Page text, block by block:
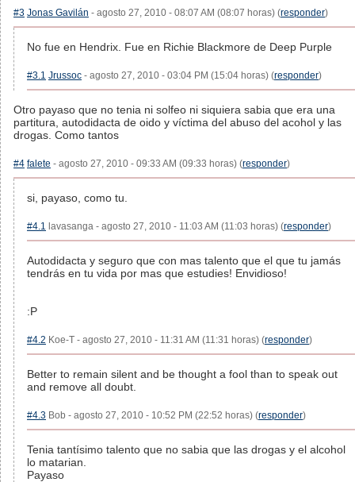
#3 Jonas Gavilán - agosto 27, 2010 - 08:07 AM (08:07 horas) (responder)
No fue en Hendrix. Fue en Richie Blackmore de Deep Purple
#3.1 Jrussoc - agosto 27, 2010 - 03:04 PM (15:04 horas) (responder)
Otro payaso que no tenia ni solfeo ni siquiera sabia que era una
partitura, autodidacta de oido y víctima del abuso del acohol y las
drogas. Como tantos
#4 falete - agosto 27, 2010 - 09:33 AM (09:33 horas) (responder)
si, payaso, como tu.
#4.1 lavasanga - agosto 27, 2010 - 11:03 AM (11:03 horas) (responder)
Autodidacta y seguro que con mas talento que el que tu jamás
tendrás en tu vida por mas que estudies! Envidioso!
:P
#4.2 Koe-T - agosto 27, 2010 - 11:31 AM (11:31 horas) (responder)
Better to remain silent and be thought a fool than to speak out
and remove all doubt.
#4.3 Bob - agosto 27, 2010 - 10:52 PM (22:52 horas) (responder)
Tenia tantísimo talento que no sabia que las drogas y el alcohol
lo matarian.
Payaso